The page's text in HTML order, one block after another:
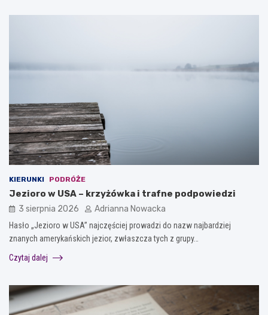
KIERUNKI PODRÓŻE
Jezioro w USA – krzyżówka i trafne podpowiedzi
3 sierpnia 2026 Adrianna Nowacka
Hasło „Jezioro w USA” najczęściej prowadzi do nazw najbardziej
znanych amerykańskich jezior, zwłaszcza tych z grupy…
Czytaj dalej